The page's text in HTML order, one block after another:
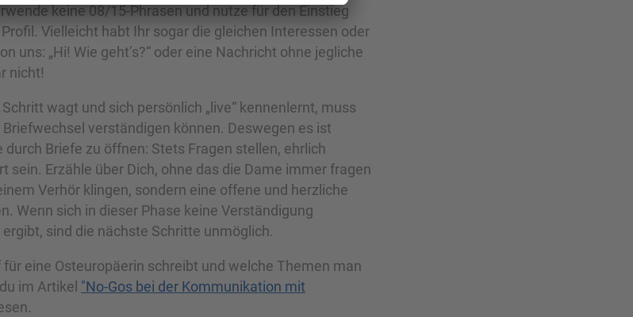
keine 08/15-Phrasen und nutze für den Einstieg
Vielleicht habt Ihr sogar die gleichen Interessen oder
uns: „Hi! Wie geht’s?“ oder eine Nachricht ohne jegliche
nicht!
wagt und sich persönlich „live“ kennenlernt, muss
verständigen können. Deswegen es ist
Briefe zu öffnen: Stets Fragen stellen, ehrlich
sein. Erzähle über Dich, ohne das die Dame immer fragen
Verhör klingen, sondern eine offene und herzliche
Wenn sich in dieser Phase keine Verständigung
sind die nächste Schritte unmöglich.
eine Osteuropäerin schreibt und welche Themen man
im Artikel "No-Gos bei der Kommunikation mit